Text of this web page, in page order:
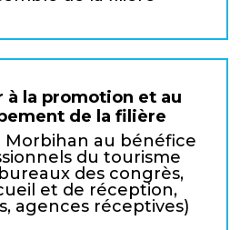
à la promotion et au
de la filière
Morbihan au bénéfice
du tourisme
des congrès,
et de réception,
agences réceptives)